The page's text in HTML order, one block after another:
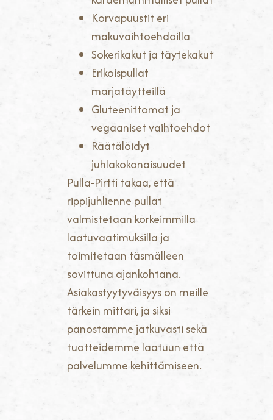
Korvapuustit eri
makuvaihtoehdoilla
Sokerikakut ja täytekakut
Erikoispullat
marjatäytteillä
Gluteenittomat ja
vegaaniset vaihtoehdot
Räätälöidyt
juhlakokonaisuudet
Pulla-Pirtti takaa, että
rippijuhlienne pullat
valmistetaan korkeimmilla
laatuvaatimuksilla ja
toimitetaan täsmälleen
sovittuna ajankohtana.
Asiakastyytyväisyys on meille
tärkein mittari, ja siksi
panostamme jatkuvasti sekä
tuotteidemme laatuun että
palvelumme kehittämiseen.